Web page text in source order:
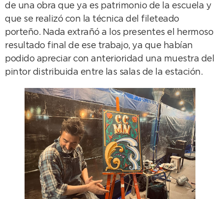
de una obra que ya es patrimonio de la escuela y
que se realizó con la técnica del fileteado
porteño. Nada extrañó a los presentes el hermoso
resultado final de ese trabajo, ya que habían
podido apreciar con anterioridad una muestra del
pintor distribuida entre las salas de la estación.